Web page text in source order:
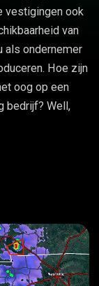
vestigingen ook
van
als ondernemer
Hoe zijn
oog op een
bedrijf? Well,